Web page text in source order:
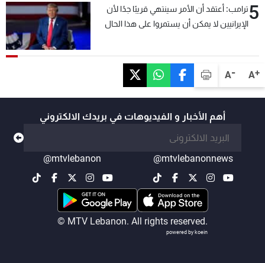
A+
A-
5ترامب: أعتقد أن الأمر سينتهي قريبًا جدًا لأن
الإيرانيين لا يمكن أن يستمروا على هذا الحال
أهم الأخبار و الفيديوهات في بريدك الالكتروني
@mtvlebanonnews
@mtvlebanon
© MTV Lebanon. All rights reserved.
powered by koein